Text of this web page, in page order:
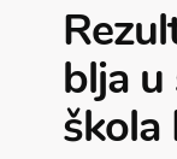
blja
škola